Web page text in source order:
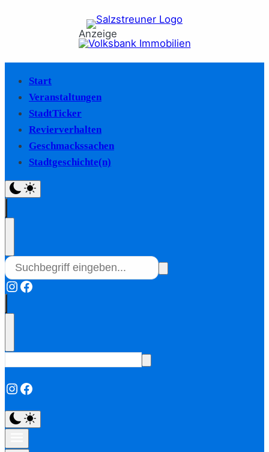
Anzeige
Start
Veranstaltungen
StadtTicker
Revierverhalten
Geschmackssachen
Stadtgeschichte(n)
Instagram
Facebook
Instagram
Facebook